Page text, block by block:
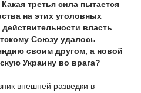
третья сила пытается
на этих уголовных
власть
Союзу удалось
своим другом, а новой
Украину во врага?
внешней разведки в